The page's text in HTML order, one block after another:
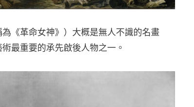
為《革命女神》）大概是無人不識的名畫
最重要的承先啟後人物之一。